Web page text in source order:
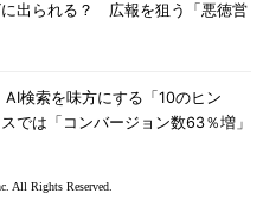
に出られる？ 広報を狙う「悪徳営
検索を味方にする「10のヒン
では「コンバージョン数63％増」
All Rights Reserved.